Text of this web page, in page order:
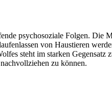
psychosoziale Folgen.
von Haustieren
steht im starken
zu können.